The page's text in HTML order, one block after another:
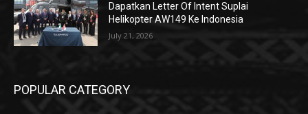
Dapatkan Letter Of Intent Suplai
Helikopter AW149 Ke Indonesia
July 21, 2026
POPULAR CATEGORY